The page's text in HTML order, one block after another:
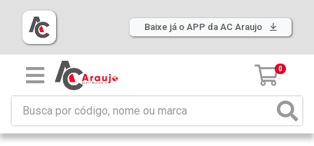
Baixe já o APP da AC Araujo
0